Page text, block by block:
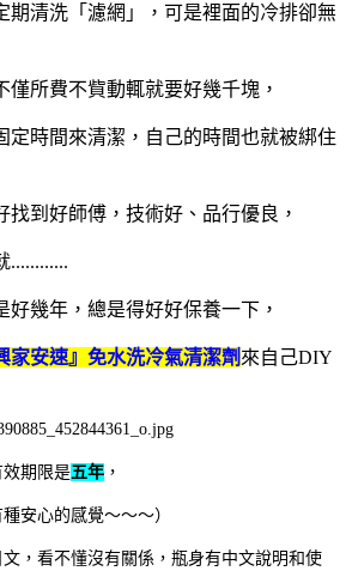
期清洗「濾網」，可是裡面的冷排卻無
僅所費不貲動輒就要好幾千塊，
定時間來清潔，自己的時間也就被綁住
找到好師傅，技術好、品行優良，
............
好幾年，總是得好好保養一下，
家安速』免水洗冷氣清潔劑 來自己DIY
效期限是五年 ，
安心的感覺～～～）
，看不懂沒有關係，瓶身有中文說明和使